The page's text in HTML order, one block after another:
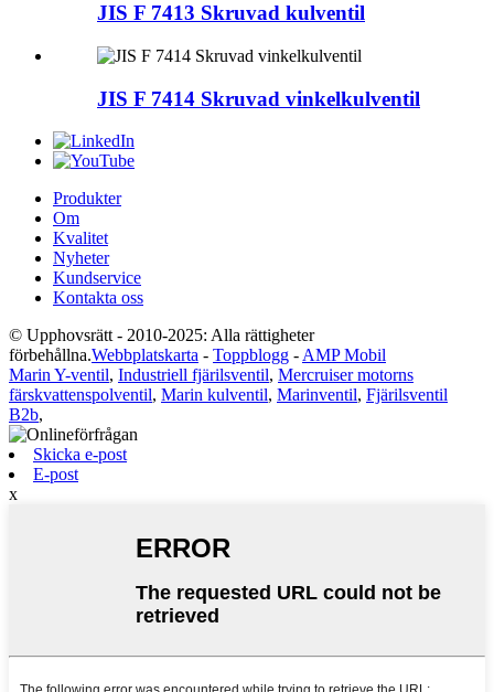
JIS F 7413 Skruvad kulventil
JIS F 7414 Skruvad vinkelkulventil
Produkter
Om
Kvalitet
Nyheter
Kundservice
Kontakta oss
© Upphovsrätt - 2010-2025: Alla rättigheter
förbehållna.Webbplatskarta - Toppblogg -AMP Mobil
Marin Y-ventil, Industriell fjärilsventil, Mercruiser motorns
färskvattenspolventil, Marin kulventil, Marinventil, Fjärilsventil
B2b,
Skicka e-post
E-post
x